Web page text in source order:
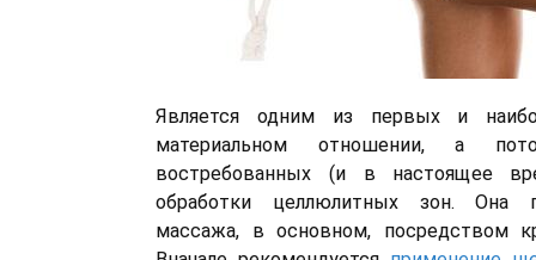
Является одним из первых и
материальном отношении, а
востребованных (и в настоящее
обработки целлюлитных зон. Она
массажа, в основном, посредством